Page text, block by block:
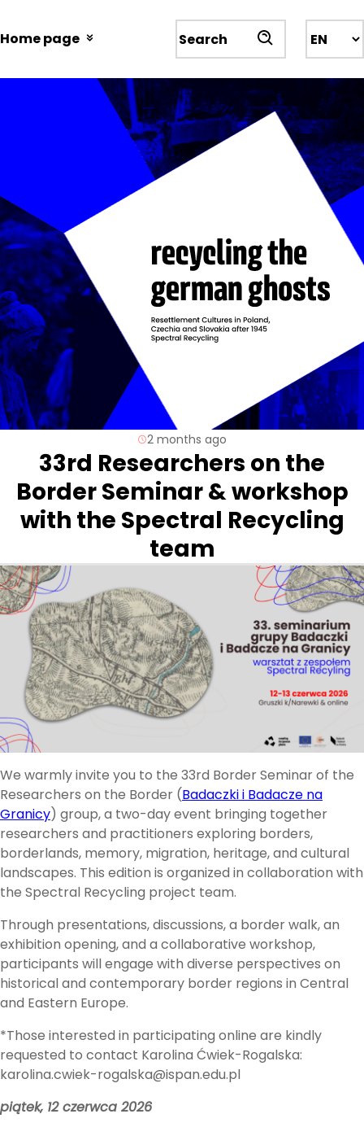
treści
Home page Wyszukiwarka
2 months ago
33rd Researchers on the
Border Seminar & workshop
with the Spectral Recycling
team
We warmly invite you to the 33rd Border Seminar of the
Researchers on the Border (Badaczki i Badacze na
Granicy) group, a two-day event bringing together
researchers and practitioners exploring borders,
borderlands, memory, migration, heritage, and cultural
landscapes. This edition is organized in collaboration with
the Spectral Recycling project team.
Through presentations, discussions, a border walk, an
exhibition opening, and a collaborative workshop,
participants will engage with diverse perspectives on
historical and contemporary border regions in Central
and Eastern Europe.
*Those interested in participating online are kindly
requested to contact Karolina Ćwiek-Rogalska:
karolina.cwiek-rogalska@ispan.edu.pl
piątek, 12 czerwca 2026